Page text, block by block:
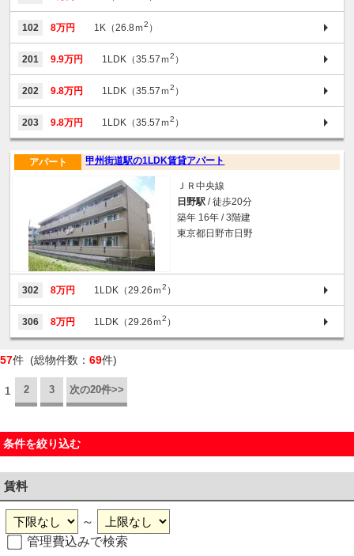
102 8万円 1K（26.8ｍ2 ）
201 9.9万円 1LDK（35.57ｍ2 ）
202 9.8万円 1LDK（35.57ｍ2 ）
203 9.8万円 1LDK（35.57ｍ2 ）
甲州街道駅の1LDK賃貸アパート
アパート
ＪＲ中央線
日野駅 / 徒歩20分
築年 16年 / 3階建
東京都日野市日野
302 8万円 1LDK（29.26ｍ2 ）
306 8万円 1LDK（29.26ｍ2 ）
57件 (総物件数： 69件)
1 2 3 次の20件>>
条件を絞り込む
賃料
～
管理費込みで検索